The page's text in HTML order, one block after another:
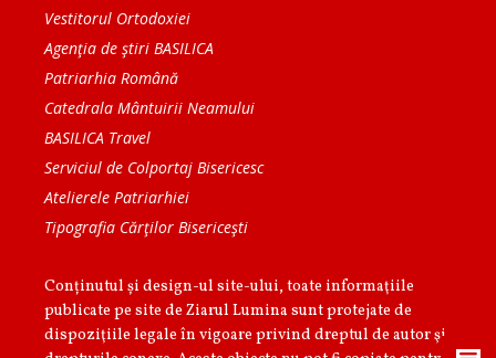
Vestitorul Ortodoxiei
Agenţia de ştiri BASILICA
Patriarhia Română
Catedrala Mântuirii Neamului
BASILICA Travel
Serviciul de Colportaj Bisericesc
Atelierele Patriarhiei
Tipografia Cărţilor Bisericeşti
Conținutul și design-ul site-ului, toate informaţiile
publicate pe site de Ziarul Lumina sunt protejate de
dispoziţiile legale în vigoare privind dreptul de autor şi